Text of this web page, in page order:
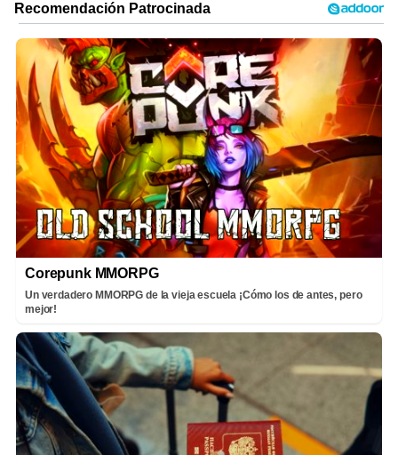
Corepunk MMORPG
Un verdadero MMORPG de la vieja escuela ¡Cómo los de antes, pero
mejor!